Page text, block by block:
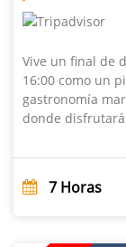
Vive un final de
16:00 como un
gastronomía
donde
7 Horas